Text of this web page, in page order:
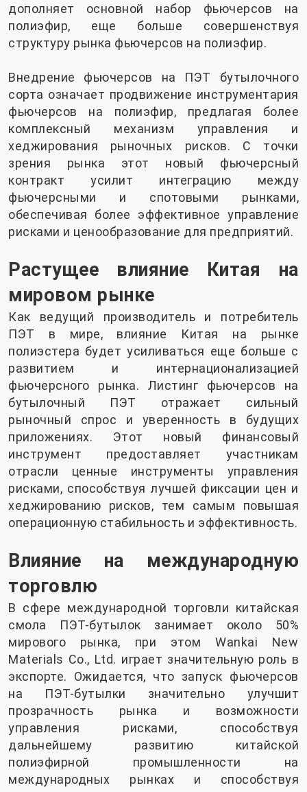
дополняет основной набор фьючерсов на
полиэфир, еще больше совершенствуя
структуру рынка фьючерсов на полиэфир.
Внедрение фьючерсов на ПЭТ бутылочного
сорта означает продвижение инструментария
фьючерсов на полиэфир, предлагая более
комплексный механизм управления и
хеджирования рыночных рисков. С точки
зрения рынка этот новый фьючерсный
контракт усилит интеграцию между
фьючерсными и спотовыми рынками,
обеспечивая более эффективное управление
рисками и ценообразование для предприятий.
Растущее влияние Китая на
мировом рынке
Как ведущий производитель и потребитель
ПЭТ в мире, влияние Китая на рынке
полиэстера будет усиливаться еще больше с
развитием и интернационализацией
фьючерсного рынка. Листинг фьючерсов на
бутылочный ПЭТ отражает сильный
рыночный спрос и уверенность в будущих
приложениях. Этот новый финансовый
инструмент предоставляет участникам
отрасли ценные инструменты управления
рисками, способствуя лучшей фиксации цен и
хеджированию рисков, тем самым повышая
операционную стабильность и эффективность.
Влияние на международную
торговлю
В сфере международной торговли китайская
смола ПЭТ-бутылок занимает около 50%
мирового рынка, при этом Wankai New
Materials Co., Ltd. играет значительную роль в
экспорте. Ожидается, что запуск фьючерсов
на ПЭТ-бутылки значительно улучшит
прозрачность рынка и возможности
управления рисками, способствуя
дальнейшему развитию китайской
полиэфирной промышленности на
международных рынках и способствуя